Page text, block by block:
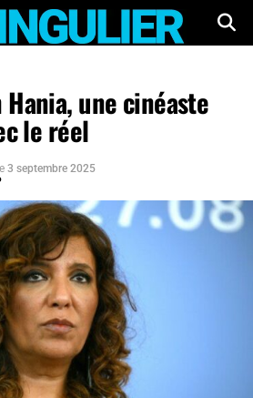
une cinéaste
le réel
le 3 septembre 2025